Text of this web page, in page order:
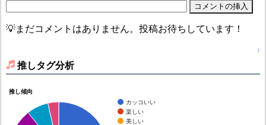
💡まだコメントはありません。投稿お待ちしています！
↑
推しタグ分析
推し傾向
カッコいい
楽しい
美しい